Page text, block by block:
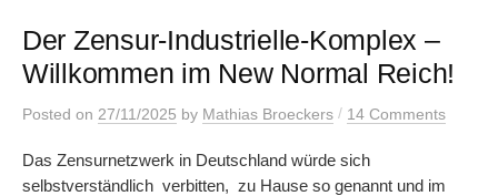
Der Zensur-Industrielle-Komplex –
Willkommen im New Normal Reich!
Posted on 27/11/2025 by Mathias Broeckers / 14 Comments
Das Zensurnetzwerk in Deutschland würde sich
selbstverständlich verbitten, zu Hause so genannt und im